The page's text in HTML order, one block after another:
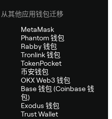
从其他应用钱包迁移
MetaMask
Phantom 钱包
Rabby 钱包
Tronlink 钱包
TokenPocket
币安钱包
OKX Web3 钱包
Base 钱包 (Coinbase 钱
包)
Exodus 钱包
Trust Wallet